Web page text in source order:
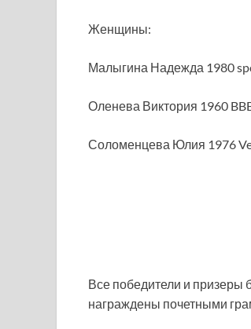
Женщины:
Малыгина Надежда 1980
Оленева Виктория 1960
Соломенцева Юлия 1976
Все победители и
награждены почетными